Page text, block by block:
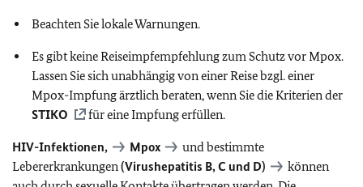
Beachten Sie lokale Warnungen.
Es gibt keine Reiseimpfempfehlung zum Schutz vor Mpox.
Lassen Sie sich unabhängig von einer Reise bzgl. einer
Mpox-Impfung ärztlich beraten, wenn Sie die Kriterien der
STIKO
für eine Impfung erfüllen.
HIV-Infektionen, Mpox
und bestimmte
Lebererkrankungen(Virushepatitis B, C und D)
können